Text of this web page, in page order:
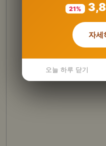
69%
자세
오늘 하루 닫기
21%
자세
오늘 하루 닫기